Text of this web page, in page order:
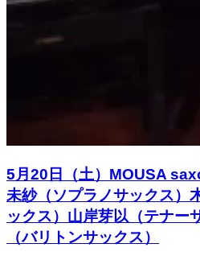
5月20日（土）MOUSA
未紗（ソプラノサックス）
ックス）山岸芽以（テナー
（バリトンサックス）